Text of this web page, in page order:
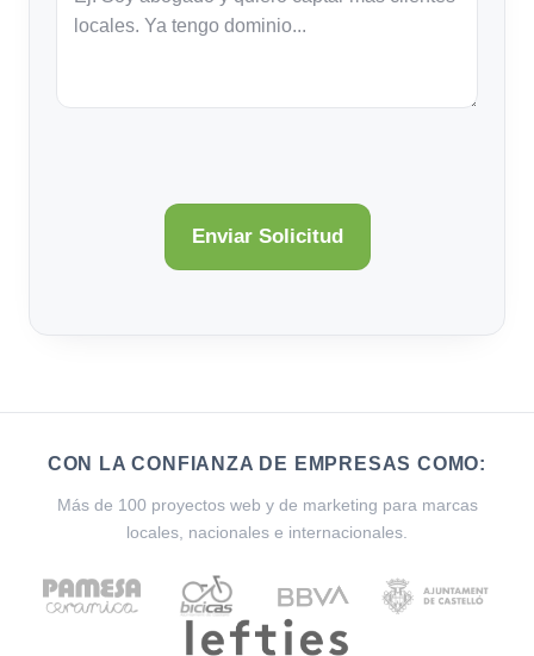
CON LA CONFIANZA DE EMPRESAS COMO:
Más de 100 proyectos web y de marketing para marcas
locales, nacionales e internacionales.